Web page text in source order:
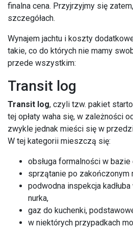
finalna cena. Przyjrzyjmy się
szczegółach.
Wynajem jachtu i koszty
takie, co do których nie mamy
przede wszystkim:
Transit log
Transit log, czyli tzw. pakiet
tej opłaty waha się, w zależności
zwykle jednak mieści się w
W tej kategorii mieszczą się:
obsługa formalności w
sprzątanie po zakończonym
podwodna inspekcja
nurka,
gaz do kuchenki,
w niektórych przypadkach